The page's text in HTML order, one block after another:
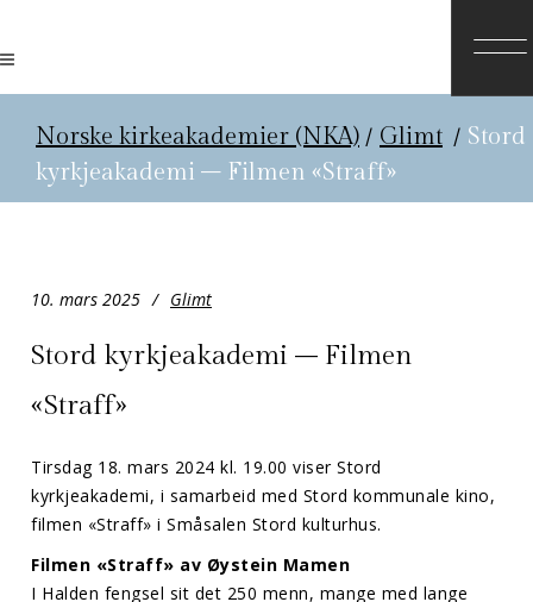
Norske kirkeakademier (NKA) / Glimt / Stord
kyrkjeakademi – Filmen «Straff»
10. mars 2025 Glimt
Stord kyrkjeakademi – Filmen
«Straff»
Tirsdag 18. mars 2024 kl. 19.00 viser Stord
kyrkjeakademi, i samarbeid med Stord kommunale kino,
filmen «Straff» i Småsalen Stord kulturhus.
Filmen «Straff» av Øystein Mamen
I Halden fengsel sit det 250 menn, mange med lange